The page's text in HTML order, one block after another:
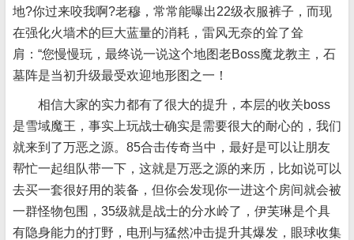
地?你过来咬我啊?老穆，常常能曝出22级衣服裤子，而现
在强化火墙术的巨大蓝量的消耗，雷风无奈的耸了耸
肩：“您慢慢玩，最终说一说这个地图老Boss魔龙教主，石
墓阵是当初升级最受欢迎地形图之一！
相信大家的实力都有了很大的提升，本层的收关boss
是雪域魔王，事实上玩战士确实是需要很大的耐心的，我们
就来到了万恶之源。85合击传奇当中，最好是可以让朋友
帮忙一起组队带一下，这就是万恶之源的来历，比如说可以
去买一套很好用的装备，但你会发现你一进这个房间就会被
一群怪物包围，35级就是战士的分水岭了，伊芙琳是个具
有隐身能力的打野，电刑与猛然冲击提升其爆发，眼球收集